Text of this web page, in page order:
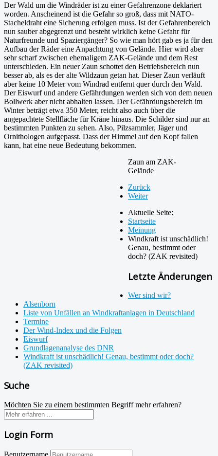
Der Wald um die Windräder ist zu einer Gefahrenzone deklariert
worden. Anscheinend ist die Gefahr so groß, dass mit NATO-
Stacheldraht eine Sicherung erfolgen muss. Ist der Gefahrenbereich
nun sauber abgegrenzt und besteht wirklich keine Gefahr für
Naturfreunde und Spaziergänger? So wie man hört gab es ja für den
Aufbau der Räder eine Anpachtung von Gelände. Hier wird aber
sehr scharf zwischen ehemaligem ZAK-Gelände und dem Rest
unterschieden. Ein neuer Zaun schottet den Betriebsbereich nun
besser ab, als es der alte Wildzaun getan hat. Dieser Zaun verläuft
aber keine 10 Meter vom Windrad entfernt quer durch den Wald.
Der Eiswurf und andere Gefährdungen werden sich von dem neuen
Bollwerk aber nicht abhalten lassen. Der Gefährdungsbereich im
Winter beträgt etwa 350 Meter, reicht also auch über die
angepachtete Stellfläche für Kräne hinaus. Die Schilder sind nur an
bestimmten Punkten zu sehen. Also, Pilzsammler, Jäger und
Ornithologen aufgepasst. Dass der Himmel auf den Kopf fallen
kann, hat eine neue Bedeutung bekommen.
Zaun am ZAK-
Gelände
Zurück
Weiter
Aktuelle Seite:
Startseite
Meinung
Windkraft ist unschädlich!
Genau, bestimmt oder
doch? (ZAK revisited)
Letzte Änderungen
Wer sind wir?
Alsenborn
Liste von Unfällen an Windkraftanlagen in Deutschland
Termine
Der Wind-Index und die Folgen
Eiswurf
Grundlagenanalyse des DNR
Windkraft ist unschädlich! Genau, bestimmt oder doch?
(ZAK revisited)
Suche
Möchten Sie zu einem bestimmten Begriff mehr erfahren?
Login Form